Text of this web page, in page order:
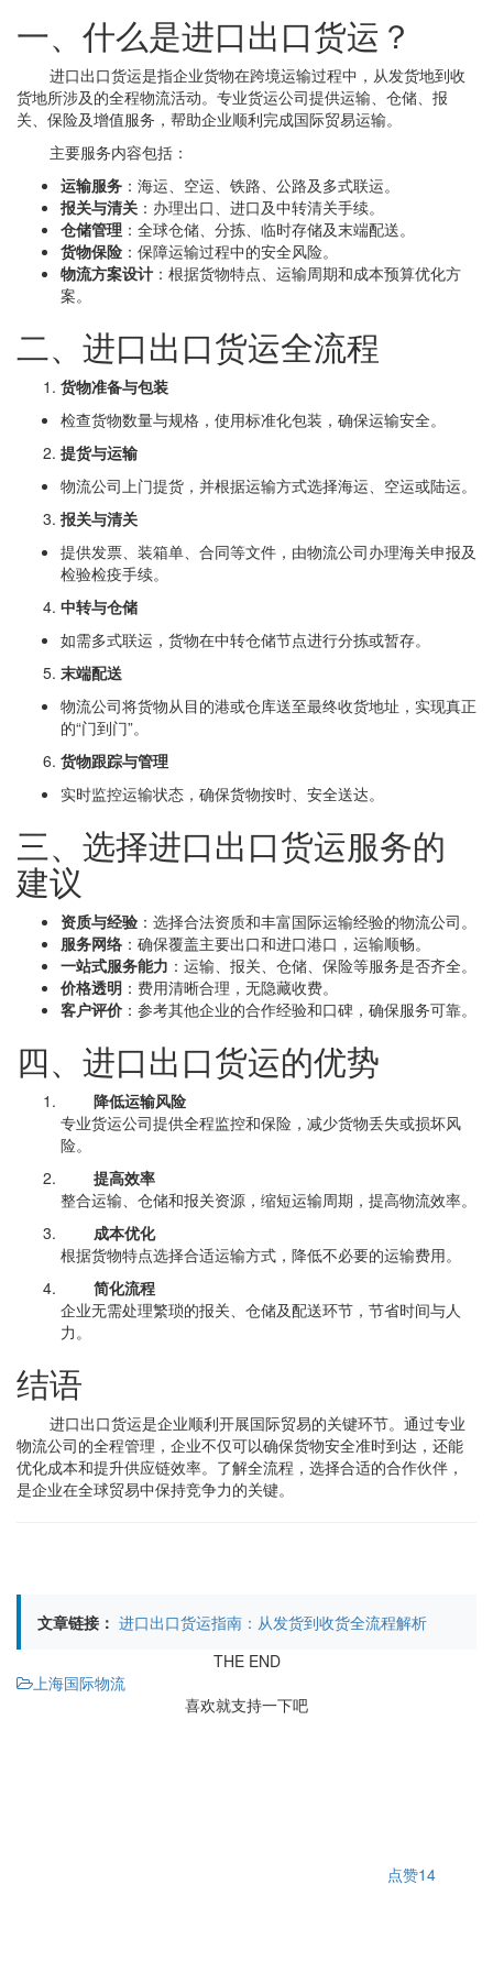
一、什么是进口出口货运？
进口出口货运是指企业货物在跨境运输过程中，从发货地到收
货地所涉及的全程物流活动。专业货运公司提供运输、仓储、报
关、保险及增值服务，帮助企业顺利完成国际贸易运输。
主要服务内容包括：
运输服务 ：海运、空运、铁路、公路及多式联运。
报关与清关 ：办理出口、进口及中转清关手续。
仓储管理 ：全球仓储、分拣、临时存储及末端配送。
货物保险 ：保障运输过程中的安全风险。
物流方案设计 ：根据货物特点、运输周期和成本预算优化方
案。
二、进口出口货运全流程
货物准备与包装
检查货物数量与规格，使用标准化包装，确保运输安全。
提货与运输
物流公司上门提货，并根据运输方式选择海运、空运或陆运。
报关与清关
提供发票、装箱单、合同等文件，由物流公司办理海关申报及
检验检疫手续。
中转与仓储
如需多式联运，货物在中转仓储节点进行分拣或暂存。
末端配送
物流公司将货物从目的港或仓库送至最终收货地址，实现真正
的“门到门”。
货物跟踪与管理
实时监控运输状态，确保货物按时、安全送达。
三、选择进口出口货运服务的
建议
资质与经验 ：选择合法资质和丰富国际运输经验的物流公司。
服务网络 ：确保覆盖主要出口和进口港口，运输顺畅。
一站式服务能力 ：运输、报关、仓储、保险等服务是否齐全。
价格透明 ：费用清晰合理，无隐藏收费。
客户评价 ：参考其他企业的合作经验和口碑，确保服务可靠。
四、进口出口货运的优势
降低运输风险
专业货运公司提供全程监控和保险，减少货物丢失或损坏风
险。
提高效率
整合运输、仓储和报关资源，缩短运输周期，提高物流效率。
成本优化
根据货物特点选择合适运输方式，降低不必要的运输费用。
简化流程
企业无需处理繁琐的报关、仓储及配送环节，节省时间与人
力。
结语
进口出口货运是企业顺利开展国际贸易的关键环节。通过专业
物流公司的全程管理，企业不仅可以确保货物安全准时到达，还能
优化成本和提升供应链效率。了解全流程，选择合适的合作伙伴，
是企业在全球贸易中保持竞争力的关键。
文章链接： 进口出口货运指南：从发货到收货全流程解析
THE END
上海国际物流
喜欢就支持一下吧
点赞14